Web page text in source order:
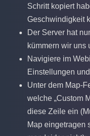
Schritt kopiert
Geschwindigkeit
Der Server hat
kümmern wir uns
Navigiere im
Einstellungen
Unter dem Map-
welche „Custom
diese Zeile ein
Map eingetragen